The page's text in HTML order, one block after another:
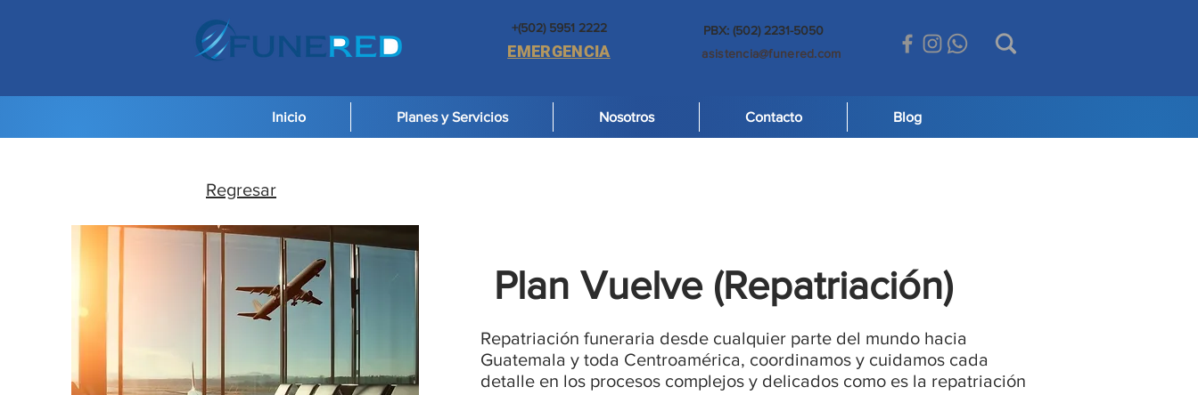
+(502) 5951 2222
EMERGENCIA
PBX: (502) 2231-5050
asistencia@funered.com
Inicio Planes y Servicios Nosotros Contacto Blog
Regresar
Plan Vuelve (Repatriación)
Repatriación funeraria desde cualquier parte del mundo hacia
Guatemala y toda Centroamérica, coordinamos y cuidamos cada
detalle en los procesos complejos y delicados como es la repatriación